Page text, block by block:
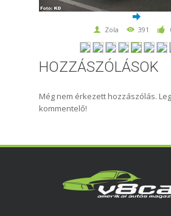
Zola 391
HOZZÁSZÓLÁSOK
Még nem érkezett hozzászólás.
kommentelő!